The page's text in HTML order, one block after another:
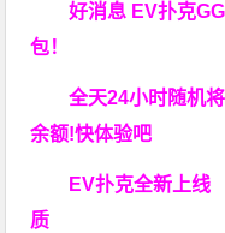
好消息 EV扑克
包！
全天24小时随机
余额!快体验吧
EV扑克全新上线
质